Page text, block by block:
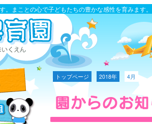
。まことの心で子どもたちの豊かな感性を育みます。
トップページ 2018年 4月